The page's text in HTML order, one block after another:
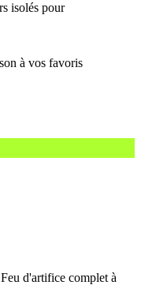
isolés pour
d'artifice complet à